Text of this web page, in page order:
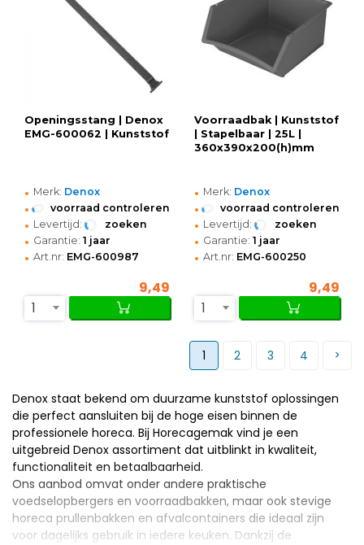
Openingsstang | Denox
EMG-600062 | Kunststof
• Merk: Denox
• voorraad controleren
• Levertijd: zoeken
• Garantie: 1 jaar
• Art.nr: EMG-600987
9,49
1
Voorraadbak | Kunststof
| Stapelbaar | 25L |
360x390x200(h)mm
• Merk: Denox
• voorraad controleren
• Levertijd: zoeken
• Garantie: 1 jaar
• Art.nr: EMG-600250
9,49
1
1 2 3 4
Denox staat bekend om duurzame kunststof oplossingen
die perfect aansluiten bij de hoge eisen binnen de
professionele horeca. Bij Horecagemak vind je een
uitgebreid Denox assortiment dat uitblinkt in kwaliteit,
functionaliteit en betaalbaarheid.
Ons aanbod omvat onder andere praktische
voedselopbergers en voorraadbakken, maar ook stevige
horeca prullenbakken en afvalcontainers die ideaal zijn
voor dagelijks gebruik in iedere keuken. Dankzij de